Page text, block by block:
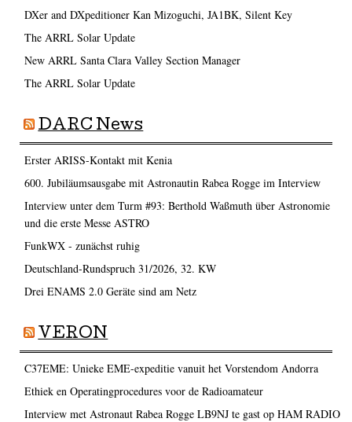
DXer and DXpeditioner Kan Mizoguchi, JA1BK, Silent Key
The ARRL Solar Update
New ARRL Santa Clara Valley Section Manager
The ARRL Solar Update
DARC News
Erster ARISS-Kontakt mit Kenia
600. Jubiläumsausgabe mit Astronautin Rabea Rogge im Interview
Interview unter dem Turm #93: Berthold Waßmuth über Astronomie
und die erste Messe ASTRO
FunkWX - zunächst ruhig
Deutschland-Rundspruch 31/2026, 32. KW
Drei ENAMS 2.0 Geräte sind am Netz
VERON
C37EME: Unieke EME-expeditie vanuit het Vorstendom Andorra
Ethiek en Operatingprocedures voor de Radioamateur
Interview met Astronaut Rabea Rogge LB9NJ te gast op HAM RADIO